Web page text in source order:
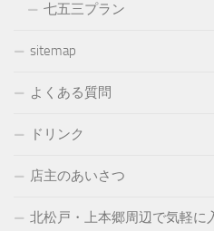
七五三プラン
sitemap
よくある質問
ドリンク
店主のあいさつ
北松戸・上本郷周辺で気軽に